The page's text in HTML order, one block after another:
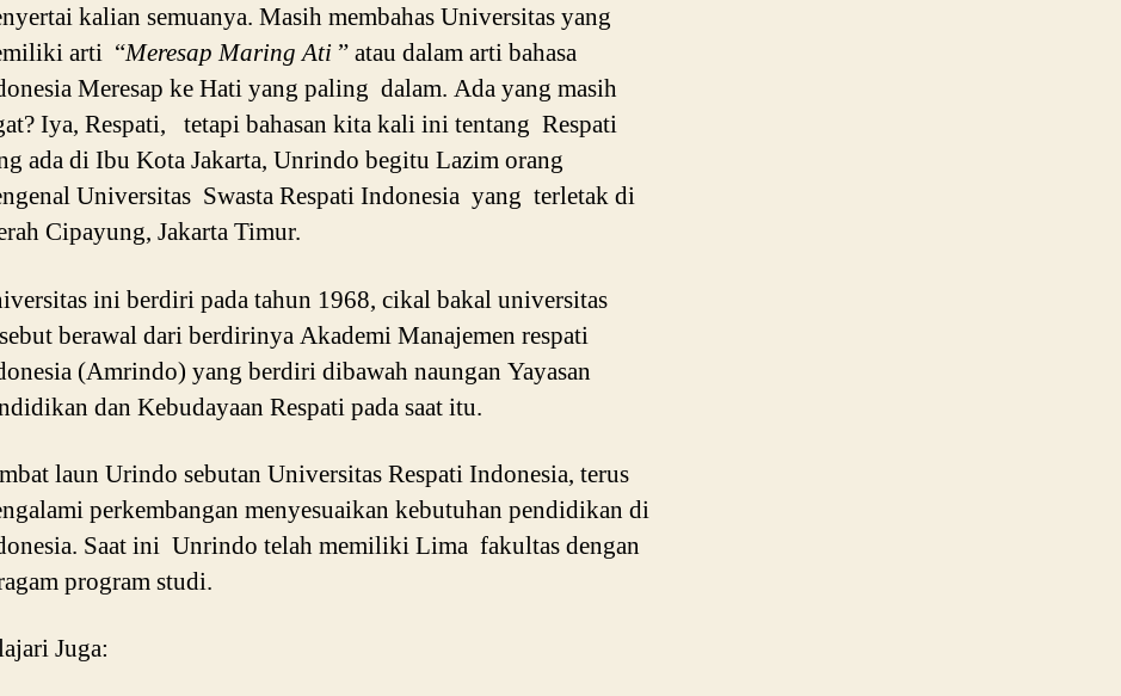
kalian semuanya. Masih membahas Universitas yang
arti “Meresap Maring Ati” atau dalam arti bahasa
Meresap ke Hati yang paling dalam. Ada yang masih
Iya, Respati, tetapi bahasan kita kali ini tentang Respati
ada di Ibu Kota Jakarta, Unrindo begitu Lazim orang
Universitas Swasta Respati Indonesia yang terletak di
Cipayung, Jakarta Timur.
ini berdiri pada tahun 1968, cikal bakal universitas
berawal dari berdirinya Akademi Manajemen respati
(Amrindo) yang berdiri dibawah naungan Yayasan
dan Kebudayaan Respati pada saat itu.
laun Urindo sebutan Universitas Respati Indonesia, terus
perkembangan menyesuaikan kebutuhan pendidikan di
Saat ini Unrindo telah memiliki Lima fakultas dengan
program studi.
Juga: